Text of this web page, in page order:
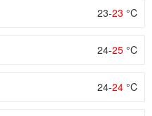
23-23 °C
24-25 °C
24-24 °C